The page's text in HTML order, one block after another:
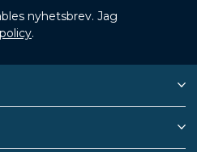
nyhetsbrev. Jag
.